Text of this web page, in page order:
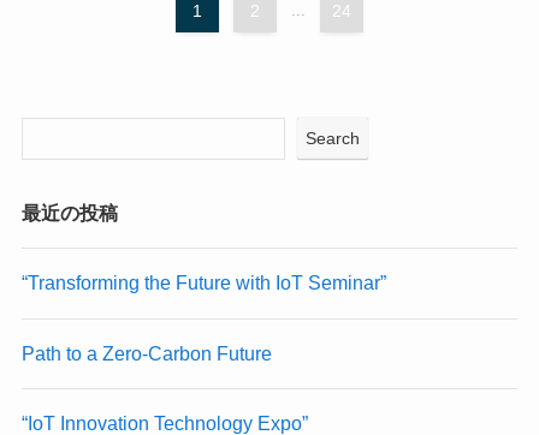
1 2 ... 24
Search
最近の投稿
“Transforming the Future with IoT Seminar”
Path to a Zero-Carbon Future
“IoT Innovation Technology Expo”